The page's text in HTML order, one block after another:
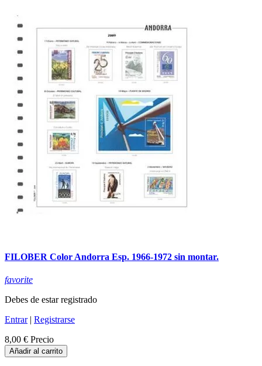
FILOBER Color Andorra Esp. 1966-1972 sin montar.
favorite
Debes de estar registrado
Entrar| Registrarse
8,00 € Precio
Añadir al carrito